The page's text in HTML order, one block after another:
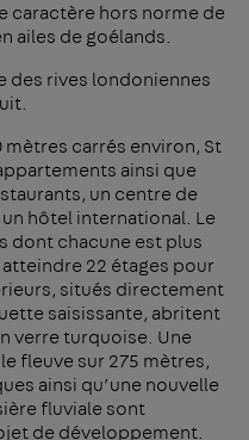
caractère hors norme de
ailes de goélands.
des rives londoniennes
mètres carrés environ, St
ainsi que
un centre de
hôtel international. Le
dont chacune est plus
22 étages pour
situés directement
saisissante, abritent
verre turquoise. Une
fleuve sur 275 mètres,
ainsi qu’une nouvelle
fluviale sont
de développement.